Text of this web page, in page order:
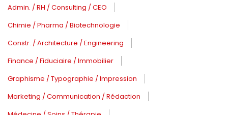
Admin. / RH / Consulting / CEO
Chimie / Pharma / Biotechnologie
Constr. / Architecture / Engineering
Finance / Fiduciaire / Immobilier
Graphisme / Typographie / Impression
Marketing / Communication / Rédaction